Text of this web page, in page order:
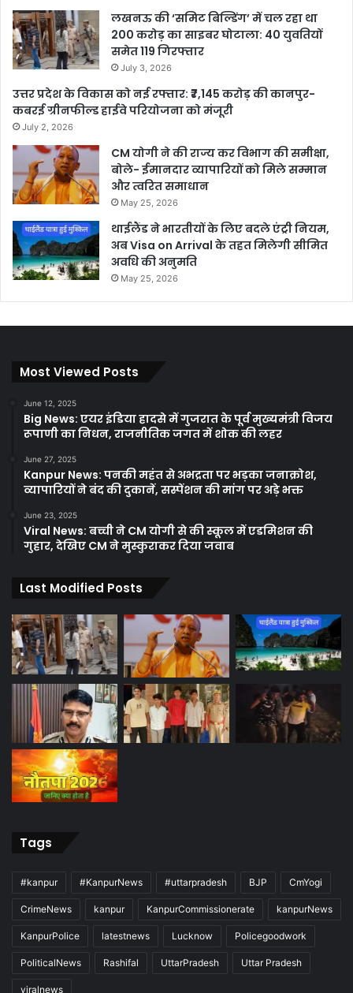
लखनऊ की ‘समिट बिल्डिंग’ में चल रहा था
200 करोड़ का साइबर घोटाला: 40 युवतियों
समेत 119 गिरफ्तार
July 3, 2026
उत्तर प्रदेश के विकास को नई रफ्तार: ₹7,145 करोड़ की कानपुर-
कबरई ग्रीनफील्ड हाईवे परियोजना को मंजूरी
July 2, 2026
CM योगी ने की राज्य कर विभाग की समीक्षा,
बोले- ईमानदार व्यापारियों को मिले सम्मान
और त्वरित समाधान
May 25, 2026
थाईलैंड ने भारतीयों के लिए बदले एंट्री नियम,
अब Visa on Arrival के तहत मिलेगी सीमित
अवधि की अनुमति
May 25, 2026
Most Viewed Posts
June 12, 2025
Big News: एयर इंडिया हादसे में गुजरात के पूर्व मुख्यमंत्री विजय
रूपाणी का निधन, राजनीतिक जगत में शोक की लहर
June 27, 2025
Kanpur News: पनकी महंत से अभद्रता पर भड़का जनाक्रोश,
व्यापारियों ने बंद की दुकानें, सस्पेंशन की मांग पर अड़े भक्त
June 23, 2025
Viral News: बच्ची ने CM योगी से की स्कूल में एडमिशन की
गुहार, देखिए CM ने मुस्कुराकर दिया जवाब
Last Modified Posts
Tags
#kanpur #KanpurNews #uttarpradesh BJP CmYogi
CrimeNews kanpur KanpurCommissionerate kanpurNews
KanpurPolice latestnews Lucknow Policegoodwork
PoliticalNews Rashifal UttarPradesh Uttar Pradesh
viralnews